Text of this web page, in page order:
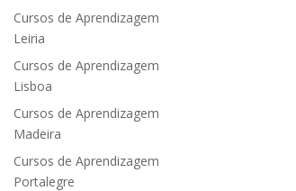
Cursos de Aprendizagem
Leiria
Cursos de Aprendizagem
Lisboa
Cursos de Aprendizagem
Madeira
Cursos de Aprendizagem
Portalegre